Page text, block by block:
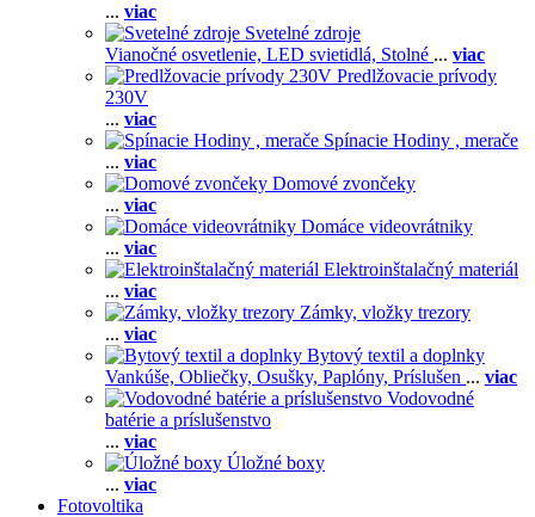
... viac
Svetelné zdroje
Vianočné osvetlenie, LED svietidlá, Stolné ... viac
Predlžovacie prívody
230V
... viac
Spínacie Hodiny , merače
... viac
Domové zvončeky
... viac
Domáce videovrátniky
... viac
Elektroinštalačný materiál
... viac
Zámky, vložky trezory
... viac
Bytový textil a doplnky
Vankúše, Obliečky, Osušky, Paplóny, Príslušen ... viac
Vodovodné
batérie a príslušenstvo
... viac
Úložné boxy
... viac
Fotovoltika